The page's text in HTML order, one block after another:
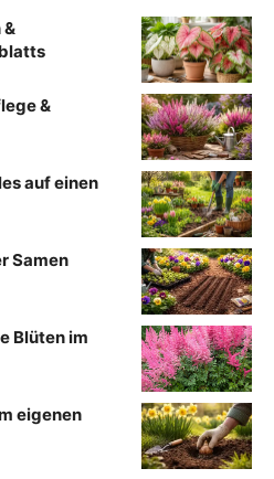
&
&
auf einen
Samen
Blüten im
eigenen